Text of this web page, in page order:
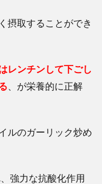
摂取することができ
レンチンして下ごし
、が栄養的に正解
ルのガーリック炒め
強力な抗酸化作用